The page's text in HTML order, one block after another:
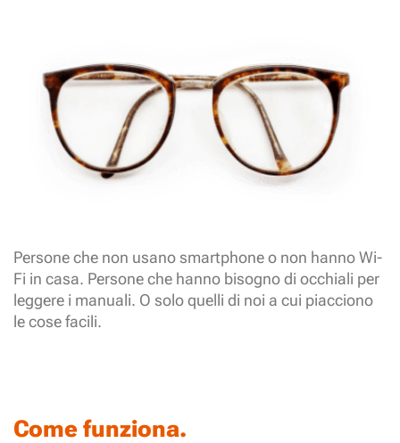
Persone che non usano smartphone o non hanno Wi-
Fi in casa. Persone che hanno bisogno di occhiali per
leggere i manuali. O solo quelli di noi a cui piacciono
le cose facili.
Come funziona.